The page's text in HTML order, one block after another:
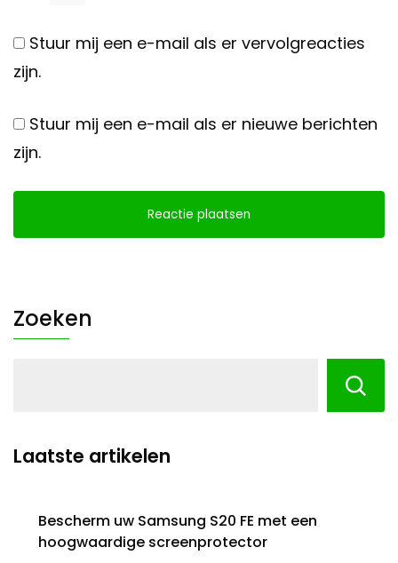
Stuur mij een e-mail als er vervolgreacties
zijn.
Stuur mij een e-mail als er nieuwe berichten
zijn.
Zoeken
Laatste artikelen
Bescherm uw Samsung S20 FE met een
hoogwaardige screenprotector